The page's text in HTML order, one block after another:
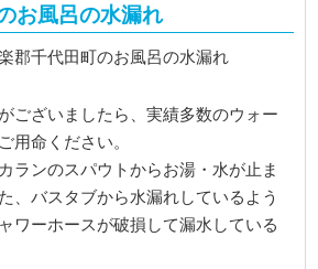
お風呂の水漏れ
ございましたら、実績多数のウォー
用命ください。
ランのスパウトからお湯・水が止ま
、バスタブから水漏れしているよう
ワーホースが破損して漏水している